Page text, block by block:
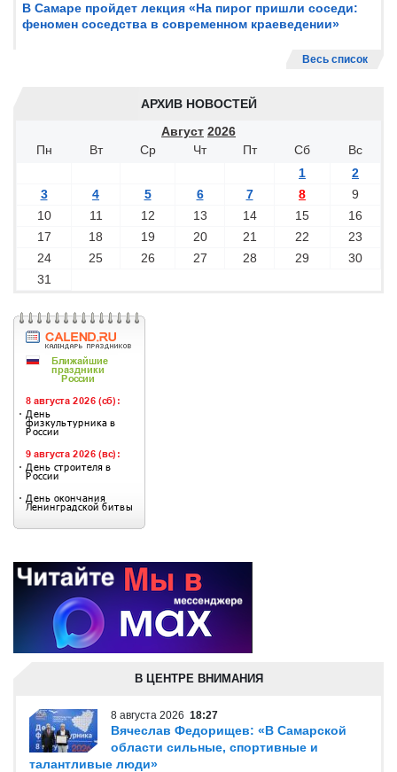
В Самаре пройдет лекция «На пирог пришли соседи:
феномен соседства в современном краеведении»
Весь список
АРХИВ НОВОСТЕЙ
Август 2026
Пн
Вт Ср Чт Пт Сб
Вс
1
2
3
4 5 6 7 8
9
10
11 12 13 14 15
16
17
18 19 20 21 22
23
24
25 26 27 28 29
30
31
В ЦЕНТРЕ ВНИМАНИЯ
8 августа 2026 18:27
Вячеслав Федорищев: «В Самарской
области сильные, спортивные и
талантливые люди»